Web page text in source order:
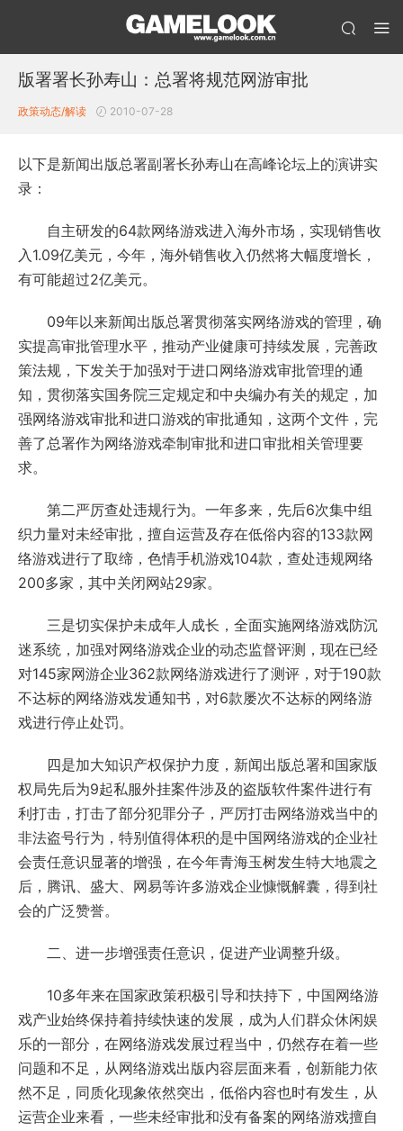
版署署长孙寿山：总署将规范网游审批
政策动态/解读 2010-07-28
以下是新闻出版总署副署长孙寿山在高峰论坛上的演讲实
录：
自主研发的64款网络游戏进入海外市场，实现销售收
入1.09亿美元，今年，海外销售收入仍然将大幅度增长，
有可能超过2亿美元。
09年以来新闻出版总署贯彻落实网络游戏的管理，确
实提高审批管理水平，推动产业健康可持续发展，完善政
策法规，下发关于加强对于进口网络游戏审批管理的通
知，贯彻落实国务院三定规定和中央编办有关的规定，加
强网络游戏审批和进口游戏的审批通知，这两个文件，完
善了总署作为网络游戏牵制审批和进口审批相关管理要
求。
第二严厉查处违规行为。一年多来，先后6次集中组
织力量对未经审批，擅自运营及存在低俗内容的133款网
络游戏进行了取缔，色情手机游戏104款，查处违规网络
200多家，其中关闭网站29家。
三是切实保护未成年人成长，全面实施网络游戏防沉
迷系统，加强对网络游戏企业的动态监督评测，现在已经
对145家网游企业362款网络游戏进行了测评，对于190款
不达标的网络游戏发通知书，对6款屡次不达标的网络游
戏进行停止处罚。
四是加大知识产权保护力度，新闻出版总署和国家版
权局先后为9起私服外挂案件涉及的盗版软件案件进行有
利打击，打击了部分犯罪分子，严厉打击网络游戏当中的
非法盗号行为，特别值得体积的是中国网络游戏的企业社
会责任意识显著的增强，在今年青海玉树发生特大地震之
后，腾讯、盛大、网易等许多游戏企业慷慨解囊，得到社
会的广泛赞誉。
二、进一步增强责任意识，促进产业调整升级。
10多年来在国家政策积极引导和扶持下，中国网络游
戏产业始终保持着持续快速的发展，成为人们群众休闲娱
乐的一部分，在网络游戏发展过程当中，仍然存在着一些
问题和不足，从网络游戏出版内容层面来看，创新能力依
然不足，同质化现象依然突出，低俗内容也时有发生，从
运营企业来看，一些未经审批和没有备案的网络游戏擅自